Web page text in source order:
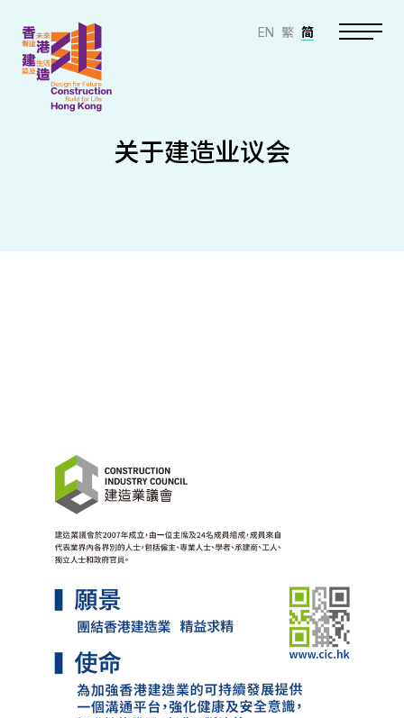
EN 繁 简
关于建造业议会